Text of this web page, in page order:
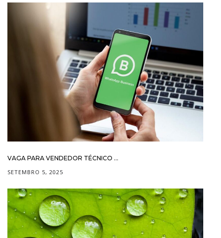
VAGA PARA VENDEDOR TÉCNICO ...
SETEMBRO 5, 2025